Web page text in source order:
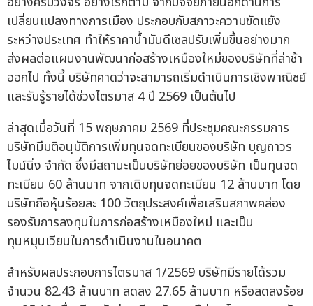
เปลี่ยนแปลงทางการเมือง ประกอบกับสภาวะความขัดแย้ง
ระหว่างประเทศ ทำให้ราคาน้ำมันดีเซลปรับเพิ่มขึ้นอย่างมาก
ส่งผลต่อแผนงานพัฒนาก่อสร้างเหมืองใหม่ของบริษัทที่ล่าช้า
ออกไป ทั้งนี้ บริษัทคาดว่าจะสามารถเริ่มดำเนินการเชิงพาณิชย์
และรับรู้รายได้ช่วงไตรมาส 4 ปี 2569 เป็นต้นไป
ล่าสุดเมื่อวันที่ 15 พฤษภาคม 2569 ที่ประชุมคณะกรรมการ
บริษัทมีมติอนุมัติการเพิ่มทุนจดทะเบียนของบริษัท บุญถาวร
ไมน์นิ่ง จำกัด ซึ่งมีสถานะเป็นบริษัทย่อยของบริษัท เป็นทุนจด
ทะเบียน 60 ล้านบาท จากเดิมทุนจดทะเบียน 12 ล้านบาท โดย
บริษัทถือหุ้นร้อยละ 100 วัตถุประสงค์เพื่อเสริมสภาพคล่อง
รองรับการลงทุนในการก่อสร้างเหมืองใหม่ และเป็น
ทุนหมุนเวียนในการดำเนินงานในอนาคต
สำหรับผลประกอบการไตรมาส 1/2569 บริษัทมีรายได้รวม
จำนวน 82.43 ล้านบาท ลดลง 27.65 ล้านบาท หรือลดลงร้อย